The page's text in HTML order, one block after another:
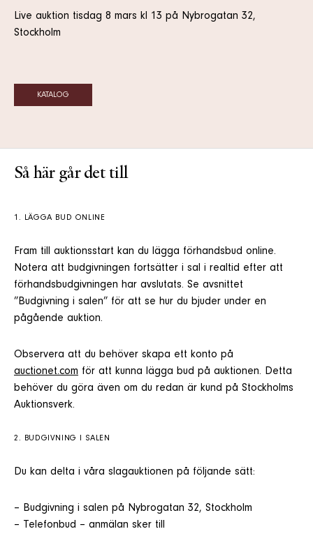
Live auktion tisdag 8 mars kl 13 på Nybrogatan 32,
Stockholm
KATALOG
Så här går det till
1. LÄGGA BUD ONLINE
Fram till auktionsstart kan du lägga förhandsbud online.
Notera att budgivningen fortsätter i sal i realtid efter att
förhandsbudgivningen har avslutats. Se avsnittet
”Budgivning i salen” för att se hur du bjuder under en
pågående auktion.
Observera att du behöver skapa ett konto på
auctionet.com för att kunna lägga bud på auktionen. Detta
behöver du göra även om du redan är kund på Stockholms
Auktionsverk.
2. BUDGIVNING I SALEN
Du kan delta i våra slagauktionen på följande sätt:
– Budgivning i salen på Nybrogatan 32, Stockholm
– Telefonbud – anmälan sker till